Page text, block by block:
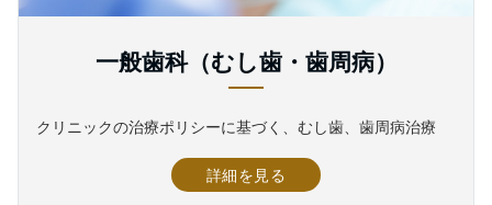
一般歯科（むし歯・歯周病）
クリニックの治療ポリシーに基づく、むし歯、歯周病治療
詳細を見る